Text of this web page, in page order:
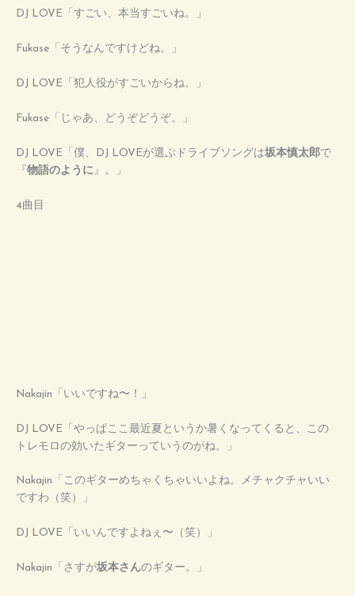
DJ LOVE「すごい、本当すごいね。」
Fukase「そうなんですけどね。」
DJ LOVE「犯人役がすごいからね。」
Fukase「じゃあ、どうぞどうぞ。」
DJ LOVE「僕、DJ LOVEが選ぶドライブソングは坂本慎太郎で
『 物語のように 』。」
4曲目
Nakajin「いいですね〜！」
DJ LOVE「やっぱここ最近夏というか暑くなってくると、この
トレモロの効いたギターっていうのがね。」
Nakajin「このギターめちゃくちゃいいよね。メチャクチャいい
ですわ（笑）」
DJ LOVE「いいんですよねぇ〜（笑）」
Nakajin「さすが坂本さんのギター。」